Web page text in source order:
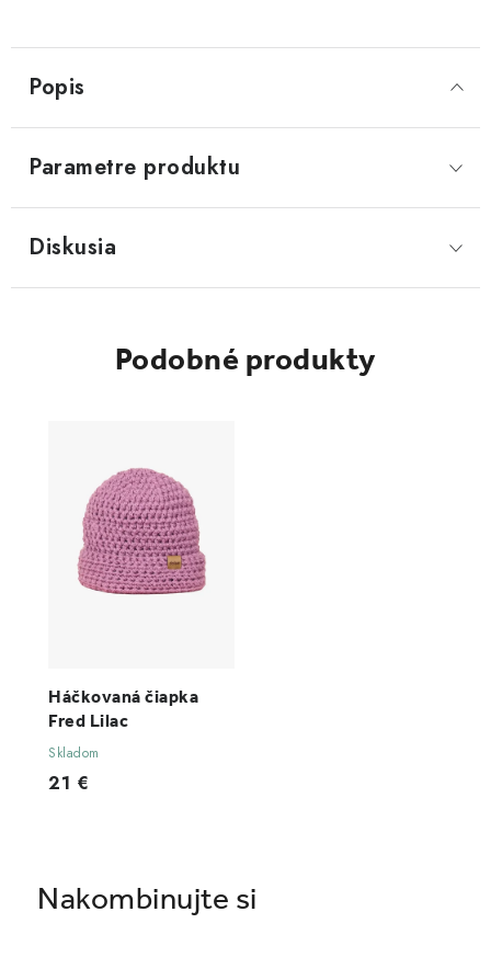
Popis
Parametre produktu
Diskusia
Podobné produkty
Háčkovaná čiapka
Fred Lilac
Skladom
21 €